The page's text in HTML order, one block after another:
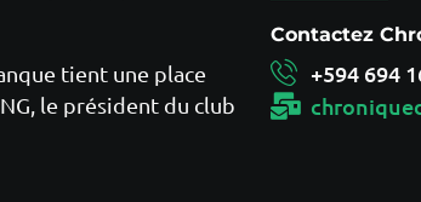
tient une place
le président du club
Contactez
+594 694